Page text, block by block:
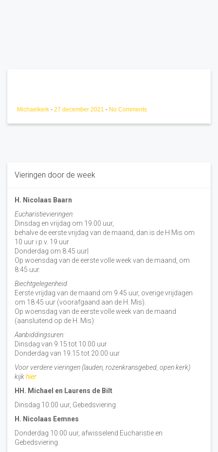
Michaelkerk - 27 december 2021 - No Comments
Vieringen door de week
H. Nicolaas Baarn
Eucharistievieringen:
Dinsdag en vrijdag om 19.00 uur,
behalve de eerste vrijdag van de maand, dan is de H Mis om
10 uur i.p.v. 19 uur
Donderdag om 8.45 uur|
Op woensdag van de eerste volle week van de maand, om
8:45 uur.
Biechtgelegenheid
Eerste vrijdag van de maand om 9.45 uur, overige vrijdagen
om 18.45 uur (voorafgaand aan de H. Mis).
Op woensdag van de eerste volle week van de maand
(aansluitend op de H. Mis)
Aanbiddingsuren:
Dinsdag van 9.15 tot 10.00 uur
Donderdag van 19.15 tot 20.00 uur
Voor verdere vieringen (lauden, rozenkransgebed, open kerk)
kijkhier
HH. Michael en Laurens de Bilt
Dinsdag 10:00 uur, Gebedsviering
H. Nicolaas Eemnes
Donderdag 10.00 uur, afwisselend Eucharistie en
Gebedsviering